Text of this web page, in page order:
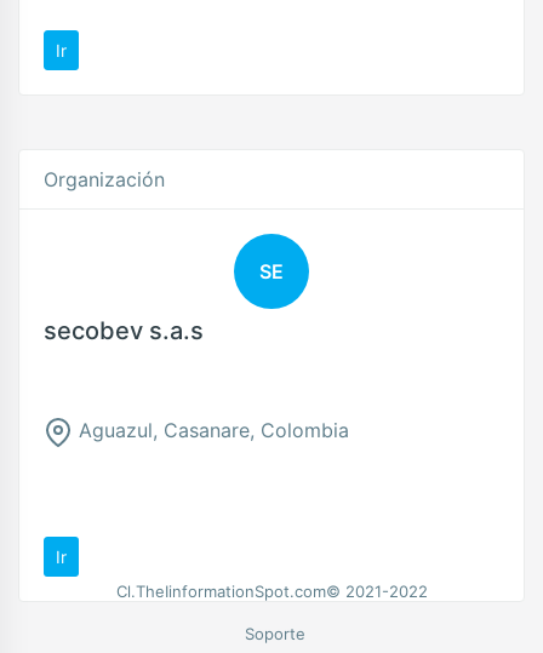
Ir
Organización
SE
secobev s.a.s
Aguazul, Casanare, Colombia
Ir
Cl.TheIinformationSpot.com© 2021-2022
Soporte